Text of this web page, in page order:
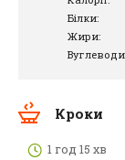
Білки:
Жири:
Кроки
1 год 15 хв